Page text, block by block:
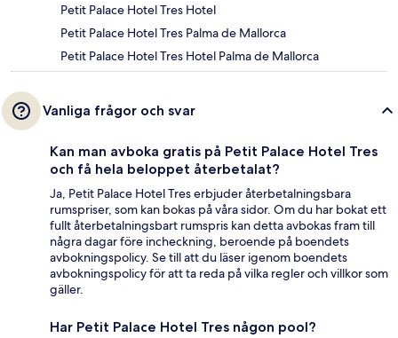
Petit Palace Hotel Tres Hotel
Petit Palace Hotel Tres Palma de Mallorca
Petit Palace Hotel Tres Hotel Palma de Mallorca
Vanliga frågor och svar
Kan man avboka gratis på Petit Palace Hotel Tres
och få hela beloppet återbetalat?
Ja, Petit Palace Hotel Tres erbjuder återbetalningsbara
rumspriser, som kan bokas på våra sidor. Om du har bokat ett
fullt återbetalningsbart rumspris kan detta avbokas fram till
några dagar före incheckning, beroende på boendets
avbokningspolicy. Se till att du läser igenom boendets
avbokningspolicy för att ta reda på vilka regler och villkor som
gäller.
Har Petit Palace Hotel Tres någon pool?